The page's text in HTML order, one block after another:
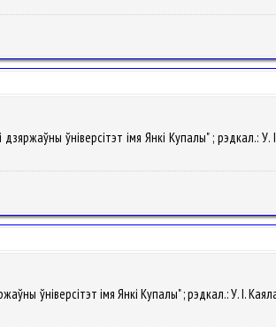
ўніверсітэт імя Янкі Купалы" ; рэдкал.:
ўніверсітэт імя Янкі Купалы" ; рэдкал.: У. I.